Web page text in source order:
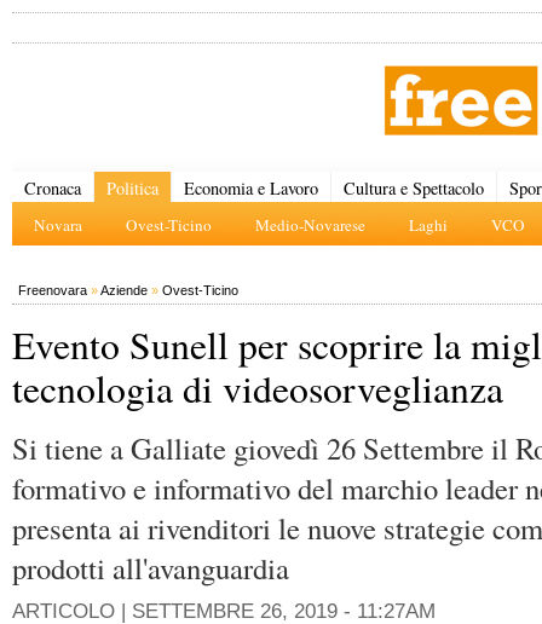
Cronaca Politica
Novara Ovest-Ticino Medio-Novarese Laghi VCO
Economia e Lavoro Cultura e Spettacolo
Freenovara »Aziende » Ovest-Ticino
Evento Sunell per scoprire la
tecnologia di videosorveglianza
Si tiene a Galliate giovedì 26 Settembre il
formativo e informativo del marchio leader
presenta ai rivenditori le nuove strategie
prodotti all'avanguardia
ARTICOLO | SETTEMBRE 26, 2019 - 11:27AM